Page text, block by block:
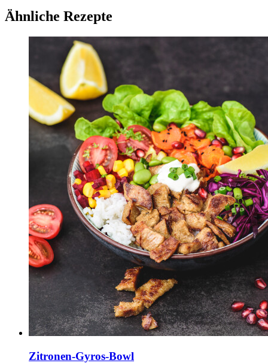
Ähnliche Rezepte
Zitronen-Gyros-Bowl